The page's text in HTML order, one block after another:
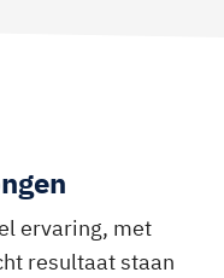
ervaring, met
resultaat staan